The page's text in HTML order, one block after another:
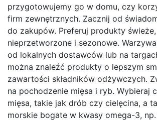
przygotowujemy go w domu, czy
firm zewnętrznych. Zacznij od
do zakupów. Preferuj produkty świeże,
nieprzetworzone i sezonowe.
od lokalnych dostawców lub na
można znaleźć produkty o lepszym
zawartości składników odżywczych.
na pochodzenie mięsa i ryb. Wybieraj
mięsa, takie jak drób czy cielęcina, a
morskie bogate w kwasy omega-3, np.